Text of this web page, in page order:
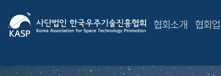
협회소개 협회